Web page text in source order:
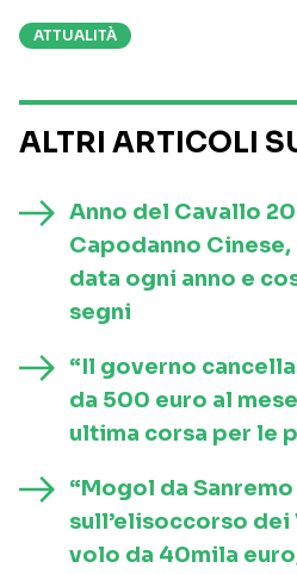
ATTUALITÀ
ALTRI ARTICOLI
Anno del Cavallo
Capodanno
data ogni anno e
segni
“Il governo
da 500 euro al
ultima corsa per le
“Mogol da Sanremo
sull’elisoccorso
volo da 40mila